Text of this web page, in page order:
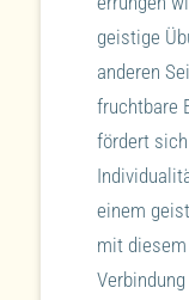
geistige
anderen
fruchtbare
fördert
einem
mit